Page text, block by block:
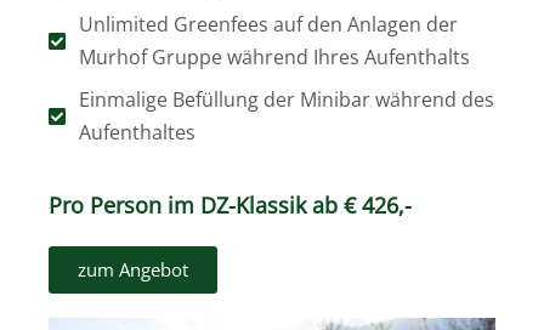
Unlimited Greenfees auf den Anlagen der
Murhof Gruppe während Ihres Aufenthalts
Einmalige Befüllung der Minibar während des
Aufenthaltes
Pro Person im DZ-Klassik ab € 426,-
zum Angebot